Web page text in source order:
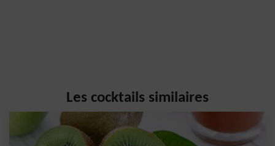
Les cocktails similaires